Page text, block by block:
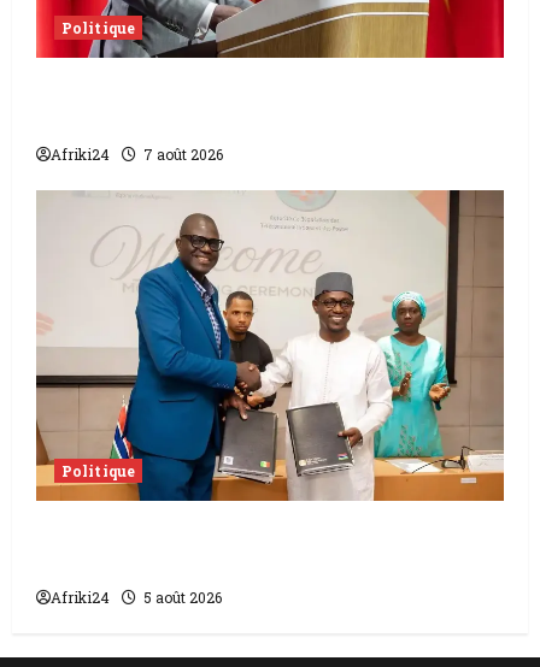
Politique
Afriki24 7 août 2026
Politique
Afriki24 5 août 2026